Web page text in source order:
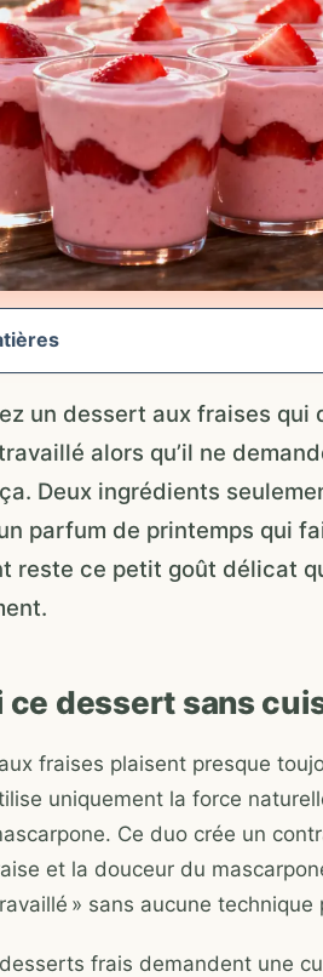
un dessert aux fraises qui
alors qu’il ne
Deux ingrédients
parfum de printemps qui
reste ce petit goût délicat
ce dessert sans
fraises plaisent presque
uniquement la force
Ce duo crée un
et la douceur du
» sans aucune technique
frais demandent une